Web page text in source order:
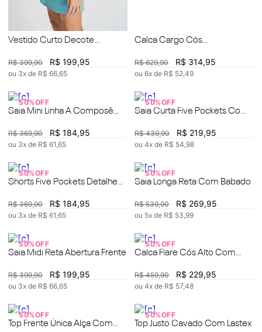
Vestido Curto Decote
R$ 399,90 R$ 199,95
ou 3x de R$ 66 65
Calca Cargo Cós
R$ 629,90 R$ 314,95
ou 6x de R$ 52 49
50%OFF
Saia Mini Linha A Composê
R$ 369,90 R$ 184,95
ou 3x de R$ 61 65
50%OFF
Saia Curta Five Pockets Com
R$ 439,90 R$ 219,95
ou 4x de R$ 54 98
50%OFF
Shorts Five Pockets Detalhe
R$ 369,90 R$ 184,95
ou 3x de R$ 61 65
50%OFF
Saia Longa Reta Com Babado
R$ 539,90 R$ 269,95
ou 5x de R$ 53 99
50%OFF
Saia Midi Reta Abertura Frente
R$ 399,90 R$ 199,95
ou 3x de R$ 66 65
50%OFF
Calca Flare Cós Alto Com
R$ 459,90 R$ 229,95
ou 4x de R$ 57 48
50%OFF
Top Frente Única Alça Com
50%OFF
Top Justo Cavado Com Lastex